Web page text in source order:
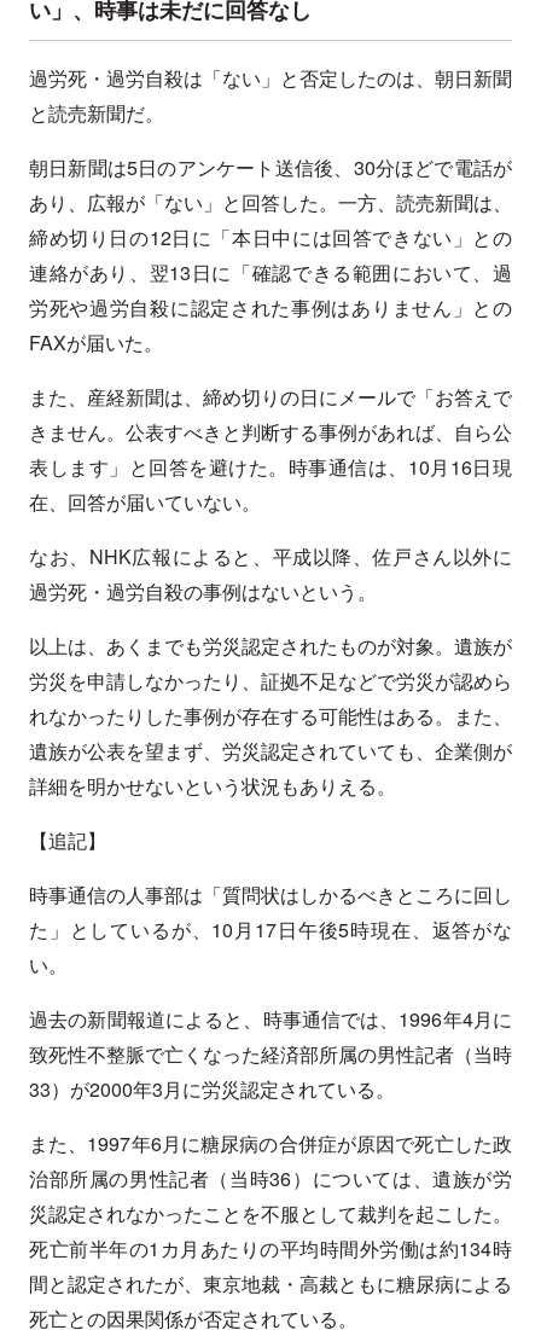
い」、時事は未だに回答なし
過労死・過労自殺は「ない」と否定したのは、朝日新聞
と読売新聞だ。
朝日新聞は5日のアンケート送信後、30分ほどで電話が
あり、広報が「ない」と回答した。一方、読売新聞は、
締め切り日の12日に「本日中には回答できない」との
連絡があり、翌13日に「確認できる範囲において、過
労死や過労自殺に認定された事例はありません」との
FAXが届いた。
また、産経新聞は、締め切りの日にメールで「お答えで
きません。公表すべきと判断する事例があれば、自ら公
表します」と回答を避けた。時事通信は、10月16日現
在、回答が届いていない。
なお、NHK広報によると、平成以降、佐戸さん以外に
過労死・過労自殺の事例はないという。
以上は、あくまでも労災認定されたものが対象。遺族が
労災を申請しなかったり、証拠不足などで労災が認めら
れなかったりした事例が存在する可能性はある。また、
遺族が公表を望まず、労災認定されていても、企業側が
詳細を明かせないという状況もありえる。
【追記】
時事通信の人事部は「質問状はしかるべきところに回し
た」としているが、10月17日午後5時現在、返答がな
い。
過去の新聞報道によると、時事通信では、1996年4月に
致死性不整脈で亡くなった経済部所属の男性記者（当時
33）が2000年3月に労災認定されている。
また、1997年6月に糖尿病の合併症が原因で死亡した政
治部所属の男性記者（当時36）については、遺族が労
災認定されなかったことを不服として裁判を起こした。
死亡前半年の1カ月あたりの平均時間外労働は約134時
間と認定されたが、東京地裁・高裁ともに糖尿病による
死亡との因果関係が否定されている。